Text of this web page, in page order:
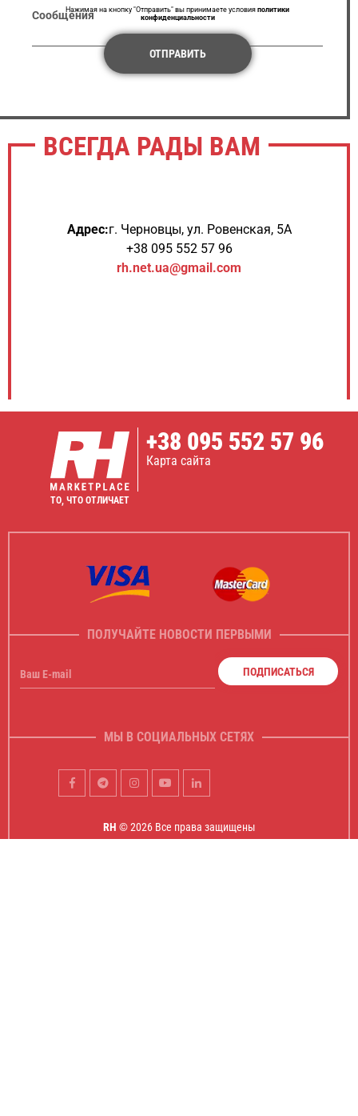
СообщенияНажимая на кнопку "Отправить" вы принимаете условия политики
конфиденциальности
ОТПРАВИТЬ
ВСЕГДА РАДЫ ВАМ
Адрес:г. Черновцы, ул. Ровенская, 5А
+38 095 552 57 96
rh.net.ua@gmail.com
ТО, ЧТО ОТЛИЧАЕТ
+38 095 552 57 96
Карта сайта
ПОЛУЧАЙТЕ НОВОСТИ ПЕРВЫМИ
Ваш E-mail ПОДПИСАТЬСЯ
МЫ В СОЦИАЛЬНЫХ СЕТЯХ
RH © 2026 Все права защищены